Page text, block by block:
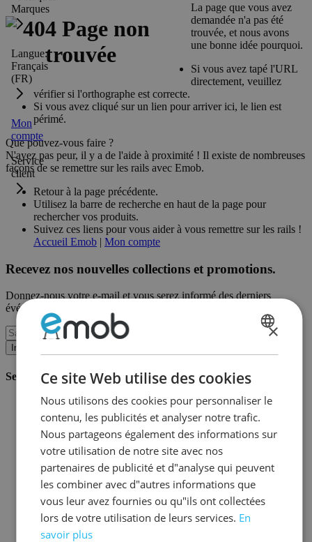
Marques
Langue:
Français
(FR)
Mon
compte
Service
client
La page que vous avez
demandée n'a pas été
trouvée, et nous avons
une bonne idée pourquoi.
Si vous avez tapé l'URL
directement, veuillez
vérifier si l'orthographe est correcte.
Si vous avez cliqué sur un lien pour arriver ici, le lien est
périmé.
Que pouvez-vous faire ?
N'ayez pas peur, il y a de l'aide à proximité ! Il existe de nombreuses
façons de se remettre sur les rails avec Emob.
Retour à la page précédente.
Utilisez la barre de recherche en haut de la page pour
rechercher vos produits.
Suivez ces liens pour vous aider à vous remettre sur les rails !
Accueil Emob | Mon compte
Recevez nos nouvelles collections et promotions.
Donnez-nous votre e-mail et vous serez informé des derniers
événements sur une base mensuelle.
Inscription
Service client
Commander chez Emob
Modalités de paiement
Livraison et expédition
Service et garantie
Annuler ou retourner
Réclamations
Astuces de montage
Conseils d'entretien
Mot de passe oublié?
FAQ
Stockage & Fulfilment
×
Ce site Web utilise des cookies
Nous utilisons des cookies pour personnaliser le
contenu, les publicités et analyser notre trafic.
Nous partageons également des informations sur
votre utilisation de notre site avec nos
partenaires de publicité et d"analyse qui peuvent
les combiner avec d"autres informations que
vous leur avez fournies ou qu"ils ont collectées
lors de votre utilisation de leurs services. En
savoir plus